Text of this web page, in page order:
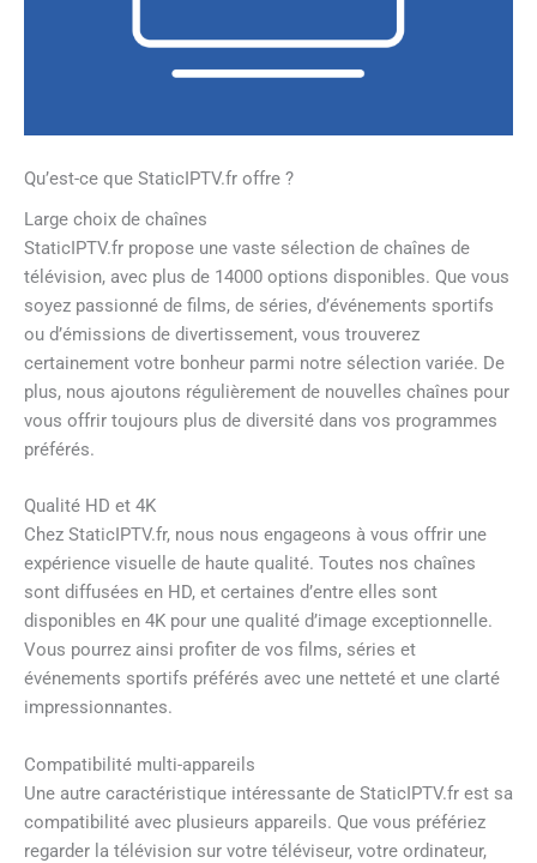
Qu’est-ce que StaticIPTV.fr offre ?
Large choix de chaînes
StaticIPTV.fr propose une vaste sélection de chaînes de
télévision, avec plus de 14000 options disponibles. Que vous
soyez passionné de films, de séries, d’événements sportifs
ou d’émissions de divertissement, vous trouverez
certainement votre bonheur parmi notre sélection variée. De
plus, nous ajoutons régulièrement de nouvelles chaînes pour
vous offrir toujours plus de diversité dans vos programmes
préférés.
Qualité HD et 4K
Chez StaticIPTV.fr, nous nous engageons à vous offrir une
expérience visuelle de haute qualité. Toutes nos chaînes
sont diffusées en HD, et certaines d’entre elles sont
disponibles en 4K pour une qualité d’image exceptionnelle.
Vous pourrez ainsi profiter de vos films, séries et
événements sportifs préférés avec une netteté et une clarté
impressionnantes.
Compatibilité multi-appareils
Une autre caractéristique intéressante de StaticIPTV.fr est sa
compatibilité avec plusieurs appareils. Que vous préfériez
regarder la télévision sur votre téléviseur, votre ordinateur,